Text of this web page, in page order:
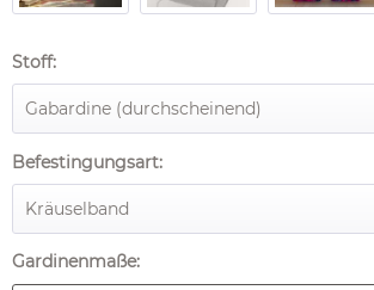
Stoff:
Befestingungsart:
Gardinenmaße: